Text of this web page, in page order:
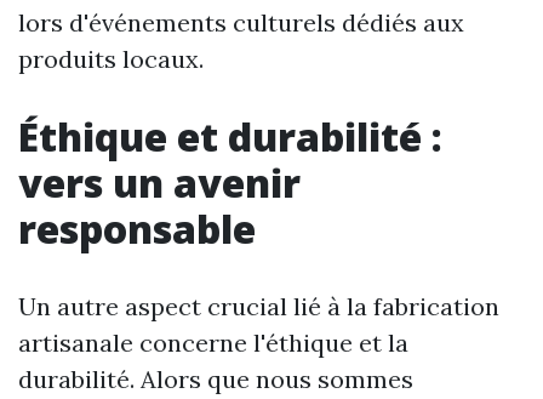
lors d'événements culturels dédiés aux
produits locaux.
Éthique et durabilité :
vers un avenir
responsable
Un autre aspect crucial lié à la fabrication
artisanale concerne l'éthique et la
durabilité. Alors que nous sommes